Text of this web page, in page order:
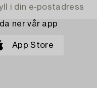
ner vår app
App Store